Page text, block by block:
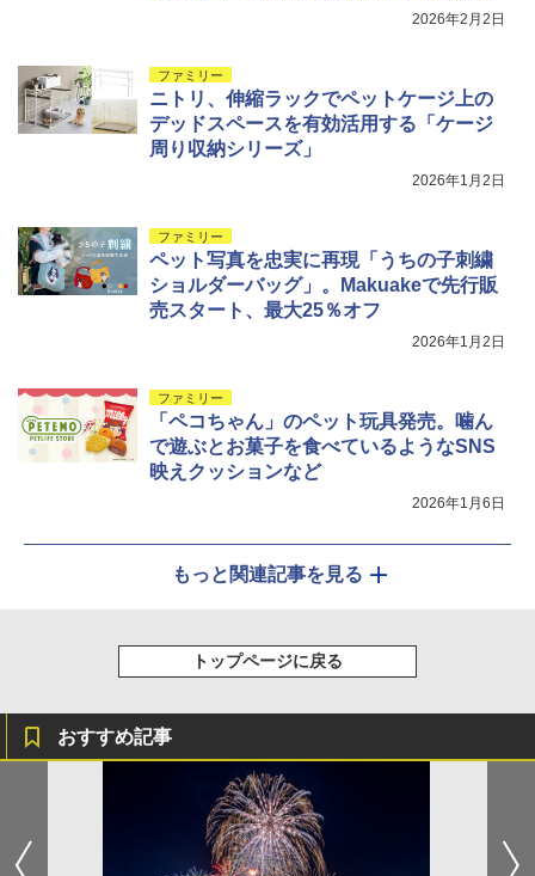
2026年2月2日
ファミリー
ニトリ、伸縮ラックでペットケージ上の
デッドスペースを有効活用する「ケージ
周り収納シリーズ」
2026年1月2日
ファミリー
ペット写真を忠実に再現「うちの子刺繍
ショルダーバッグ」。Makuakeで先行販
売スタート、最大25％オフ
2026年1月2日
ファミリー
「ペコちゃん」のペット玩具発売。噛ん
で遊ぶとお菓子を食べているようなSNS
映えクッションなど
2026年1月6日
もっと関連記事を見る
トップページに戻る
おすすめ記事